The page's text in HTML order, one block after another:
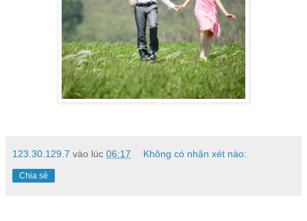
123.30.129.7 vào lúc 06:17 Không có nhận xét nào:
Chia sẻ